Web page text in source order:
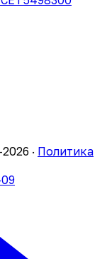
· Политика